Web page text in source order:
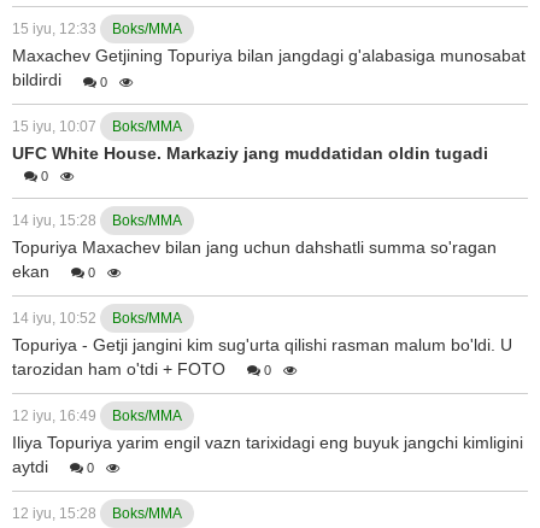
15 iyu, 12:33 Boks/MMA
Maxachev Getjining Topuriya bilan jangdagi g'alabasiga munosabat
bildirdi
0
15 iyu, 10:07 Boks/MMA
UFC White House. Markaziy jang muddatidan oldin tugadi
0
14 iyu, 15:28 Boks/MMA
Topuriya Maxachev bilan jang uchun dahshatli summa so'ragan
ekan
0
14 iyu, 10:52 Boks/MMA
Topuriya - Getji jangini kim sug'urta qilishi rasman malum bo'ldi. U
tarozidan ham o'tdi + FOTO
0
12 iyu, 16:49 Boks/MMA
Iliya Topuriya yarim engil vazn tarixidagi eng buyuk jangchi kimligini
aytdi
0
12 iyu, 15:28 Boks/MMA